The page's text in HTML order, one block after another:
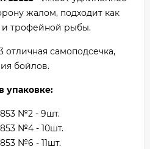
жалом, подходит как
и трофейной рыбы.
отличная самоподсечка,
бойлов.
упаковке:
№2 - 9шт.
№4 - 10шт.
№6 - 11шт.